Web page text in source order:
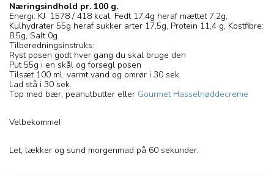
Næringsindhold pr. 100 g.
Energi: KJ 1578 / 418 kcal, Fedt 17,4g heraf mættet 7,2g,
Kulhydrater 55g heraf sukker arter 17,5g, Protein 11,4 g, Kostfibre:
8,5g, Salt 0g
Tilberedningsinstruks:
Ryst posen godt hver gang du skal bruge den
Put 55g i en skål og forsegl posen
Tilsæt 100 ml. varmt vand og omrør i 30 sek.
Lad stå i 30 sek.
Top med bær, peanutbutter eller Gourmet Hasselnøddecreme
Velbekomme!
Let, lækker og sund morgenmad på 60 sekunder.